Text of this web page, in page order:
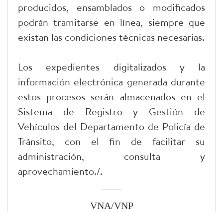
producidos, ensamblados o modificados
podrán tramitarse en línea, siempre que
existan las condiciones técnicas necesarias.
Los expedientes digitalizados y la
información electrónica generada durante
estos procesos serán almacenados en el
Sistema de Registro y Gestión de
Vehículos del Departamento de Policía de
Tránsito, con el fin de facilitar su
administración, consulta y
aprovechamiento./.
VNA/VNP